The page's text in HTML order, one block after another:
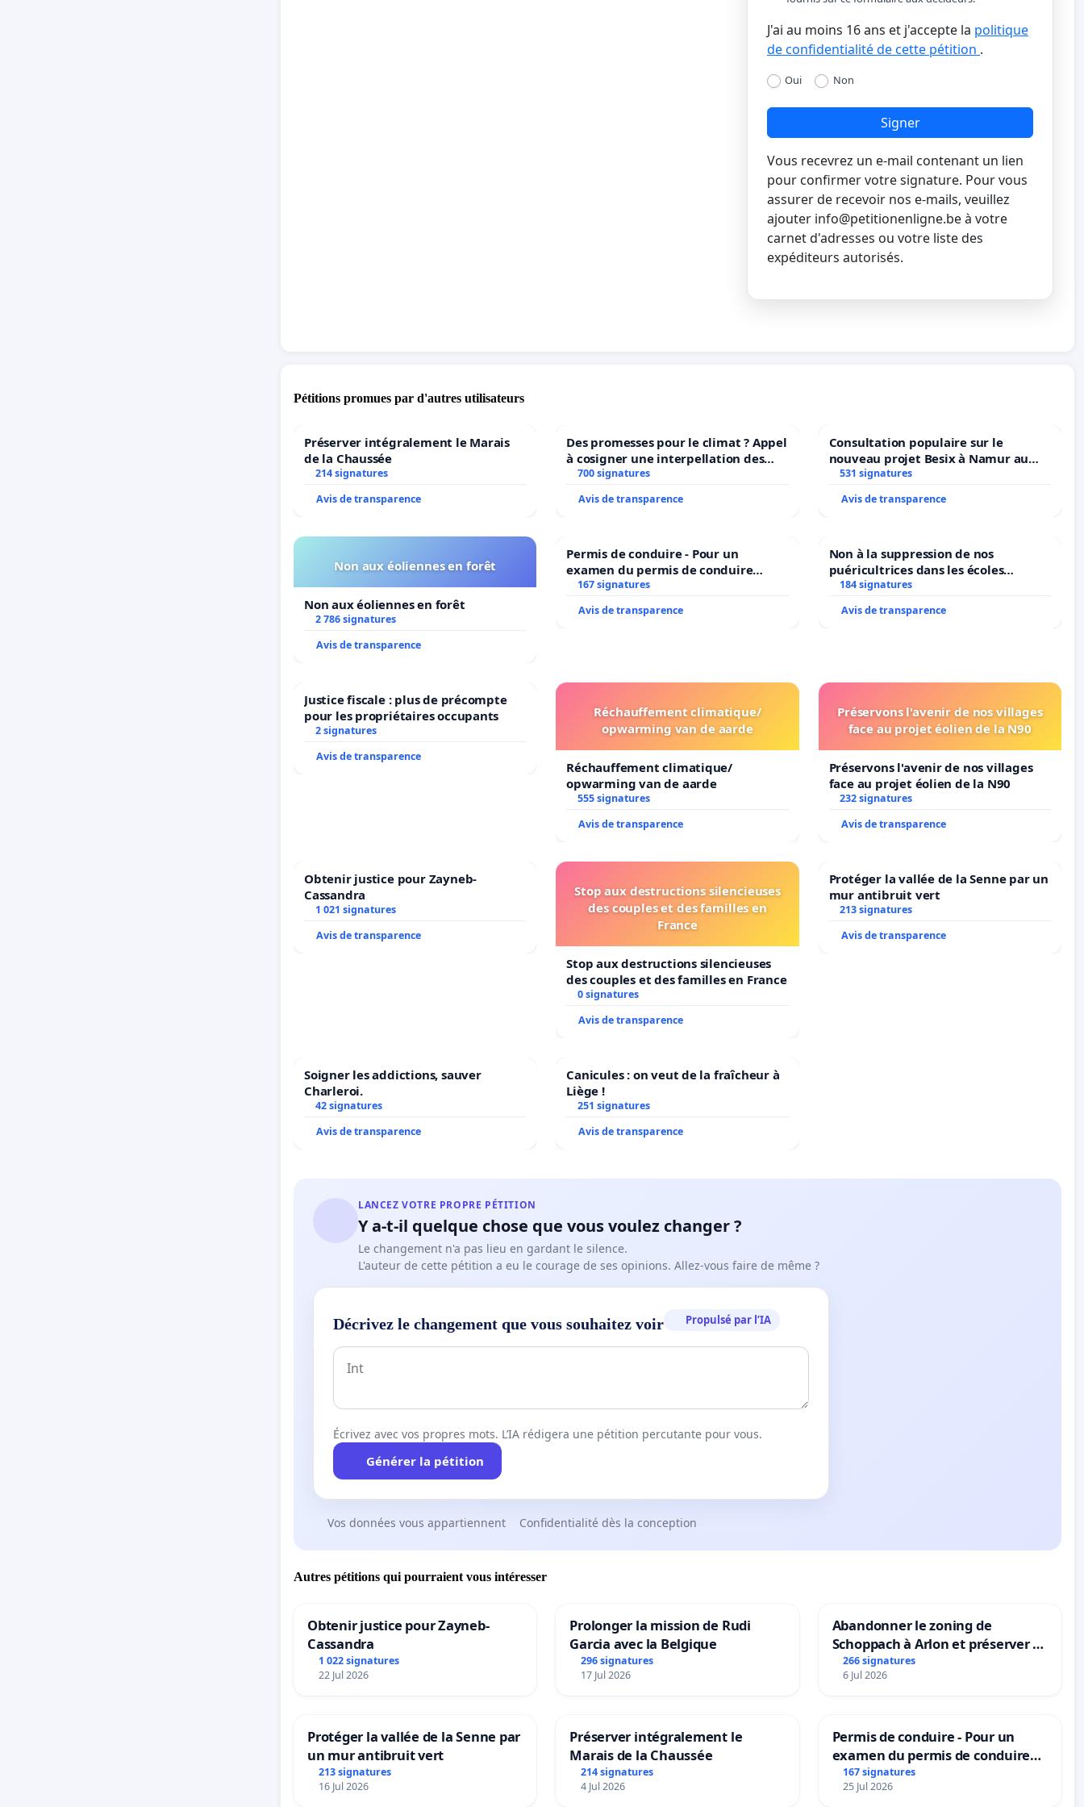
J'ai au moins 16 ans et j'accepte la politique
de confidentialité de cette pétition .
Oui Non
Signer
Vous recevrez un e-mail contenant un lien
pour confirmer votre signature. Pour vous
assurer de recevoir nos e-mails, veuillez
ajouter info@petitionenligne.beà votre
carnet d'adresses ou votre liste des
expéditeurs autorisés.
Pétitions promues par d'autres utilisateurs
Préserver intégralement le Marais
de la Chaussée
214 signatures
Avis de transparence
Des promesses pour le climat ? Appel
à cosigner une interpellation des
ministres wallons du climat et de
700 signatures
Avis de transparence
Consultation populaire sur le
nouveau projet Besix à Namur au
Parc Léopold ?
531 signatures
Avis de transparence
Non aux éoliennes en forêt
Non aux éoliennes en forêt
2 786 signatures
Avis de transparence
Permis de conduire - Pour un
examen du permis de conduire
accessible dans plusieurs langues à
167 signatures
Avis de transparence
Non à la suppression de nos
puéricultrices dans les écoles
communale de Flémalle !
184 signatures
Avis de transparence
Justice fiscale : plus de précompte
pour les propriétaires occupants
2 signatures
Avis de transparence
Réchauffement climatique/
opwarming van de aarde
Réchauffement climatique/
opwarming van de aarde
555 signatures
Avis de transparence
Préservons l'avenir de nos villages
face au projet éolien de la N90
Préservons l'avenir de nos villages
face au projet éolien de la N90
232 signatures
Avis de transparence
Obtenir justice pour Zayneb-
Cassandra
1 021 signatures
Avis de transparence
Stop aux destructions silencieuses
des couples et des familles en
France
Stop aux destructions silencieuses
des couples et des familles en France
0 signatures
Avis de transparence
Protéger la vallée de la Senne par un
mur antibruit vert
213 signatures
Avis de transparence
Soigner les addictions, sauver
Charleroi.
42 signatures
Avis de transparence
Canicules : on veut de la fraîcheur à
Liège !
251 signatures
Avis de transparence
LANCEZ VOTRE PROPRE PÉTITION
Y a-t-il quelque chose que vous voulez changer ?
Le changement n'a pas lieu en gardant le silence.
L'auteur de cette pétition a eu le courage de ses opinions. Allez-vous faire de même ?
Décrivez le changement que vous souhaitez voir Propulsé par l’IA
Écrivez avec vos propres mots. L’IA rédigera une pétition percutante pour vous.
Générer la pétition
Vos données vous appartiennent Confidentialité dès la conception
Autres pétitions qui pourraient vous intéresser
Obtenir justice pour Zayneb-
Cassandra
1 022 signatures
22 Jul 2026
Prolonger la mission de Rudi
Garcia avec la Belgique
296 signatures
17 Jul 2026
Abandonner le zoning de
Schoppach à Arlon et préserver le
site naturel
266 signatures
6 Jul 2026
Protéger la vallée de la Senne par
un mur antibruit vert
213 signatures
16 Jul 2026
Préserver intégralement le
Marais de la Chaussée
214 signatures
4 Jul 2026
Permis de conduire - Pour un
examen du permis de conduire
accessible dans plusieurs langues
à Bruxelles
167 signatures
25 Jul 2026